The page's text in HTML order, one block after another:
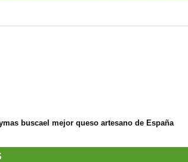
buscael mejor queso artesano de España